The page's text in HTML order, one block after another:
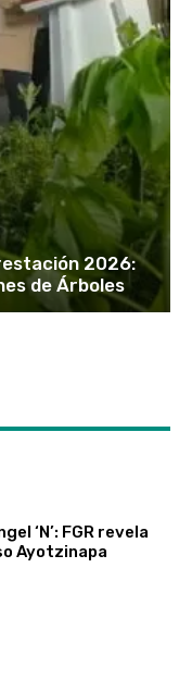
2026:
de Árboles
‘N’: FGR revela
Ayotzinapa